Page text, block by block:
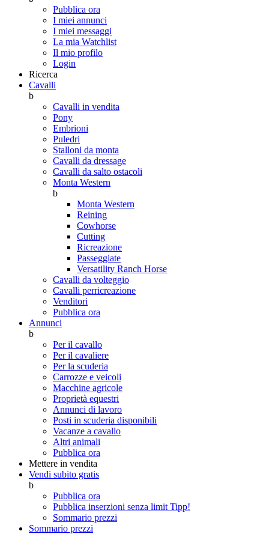
Pubblica ora
I miei annunci
I miei messaggi
La mia Watchlist
Il mio profilo
Login
Ricerca
Cavalli
b
Cavalli in vendita
Pony
Embrioni
Puledri
Stalloni da monta
Cavalli da dressage
Cavalli da salto ostacoli
Monta Western
b
Monta Western
Reining
Cowhorse
Cutting
Ricreazione
Passeggiate
Versatility Ranch Horse
Cavalli da volteggio
Cavalli perricreazione
Venditori
Pubblica ora
Annunci
b
Per il cavallo
Per il cavaliere
Per la scuderia
Carrozze e veicoli
Macchine agricole
Proprietà equestri
Annunci di lavoro
Posti in scuderia disponibili
Vacanze a cavallo
Altri animali
Pubblica ora
Mettere in vendita
Vendi subito gratis
b
Pubblica ora
Pubblica inserzioni senza limit Tipp!
Sommario prezzi
Sommario prezzi